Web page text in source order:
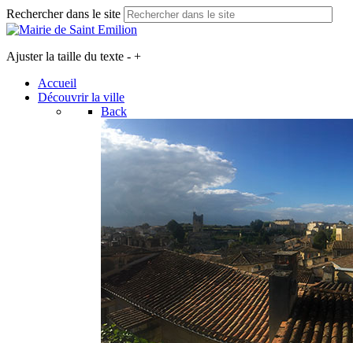
Rechercher dans le site
Ajuster la taille du texte - +
Accueil
Découvrir la ville
Back